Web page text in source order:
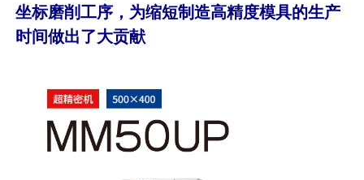
坐标磨削工序，为缩短制造高精度模具的生产
时间做出了大贡献